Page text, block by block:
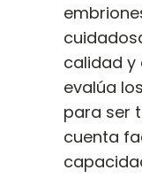
calidad y
evalúa
para ser
cuenta